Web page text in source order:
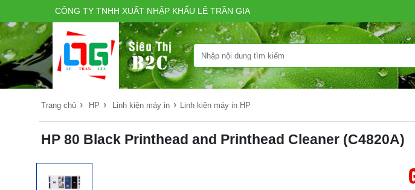
CÔNG TY TNHH XUẤT NHẬP KHẨU LÊ TRẦN GIA
Trang chủ › HP › Linh kiện máy in › Linh kiện máy in HP
HP 80 Black Printhead and Printhead Cleaner (C4820A)